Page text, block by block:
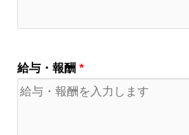
給与・報酬 *